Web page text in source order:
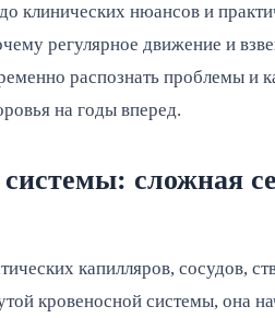
клинических нюансов и
регулярное движение и
распознать проблемы и
на годы вперед.
сложная
капилляров, сосудов,
кровеносной системы, она